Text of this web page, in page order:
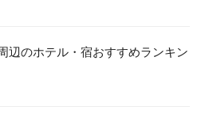
辺のホテル・宿おすすめランキン